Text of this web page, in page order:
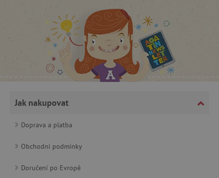
Jak nakupovat
Doprava a platba
Obchodní podmínky
Doručení po Evropě
cjConsent .agatinsvet.cz
CookieScriptConsent